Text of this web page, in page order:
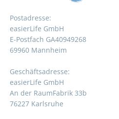
Postadresse:
easierLife GmbH
E-Postfach GA40949268
69960 Mannheim
Geschäftsadresse:
easierLife GmbH
An der RaumFabrik 33b
76227 Karlsruhe